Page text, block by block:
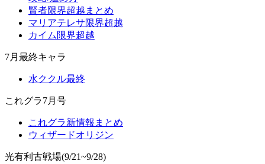
賢者限界超越まとめ
マリアテレサ限界超越
カイム限界超越
7月最終キャラ
水ククル最終
これグラ7月号
これグラ新情報まとめ
ウィザードオリジン
光有利古戦場(9/21~9/28)